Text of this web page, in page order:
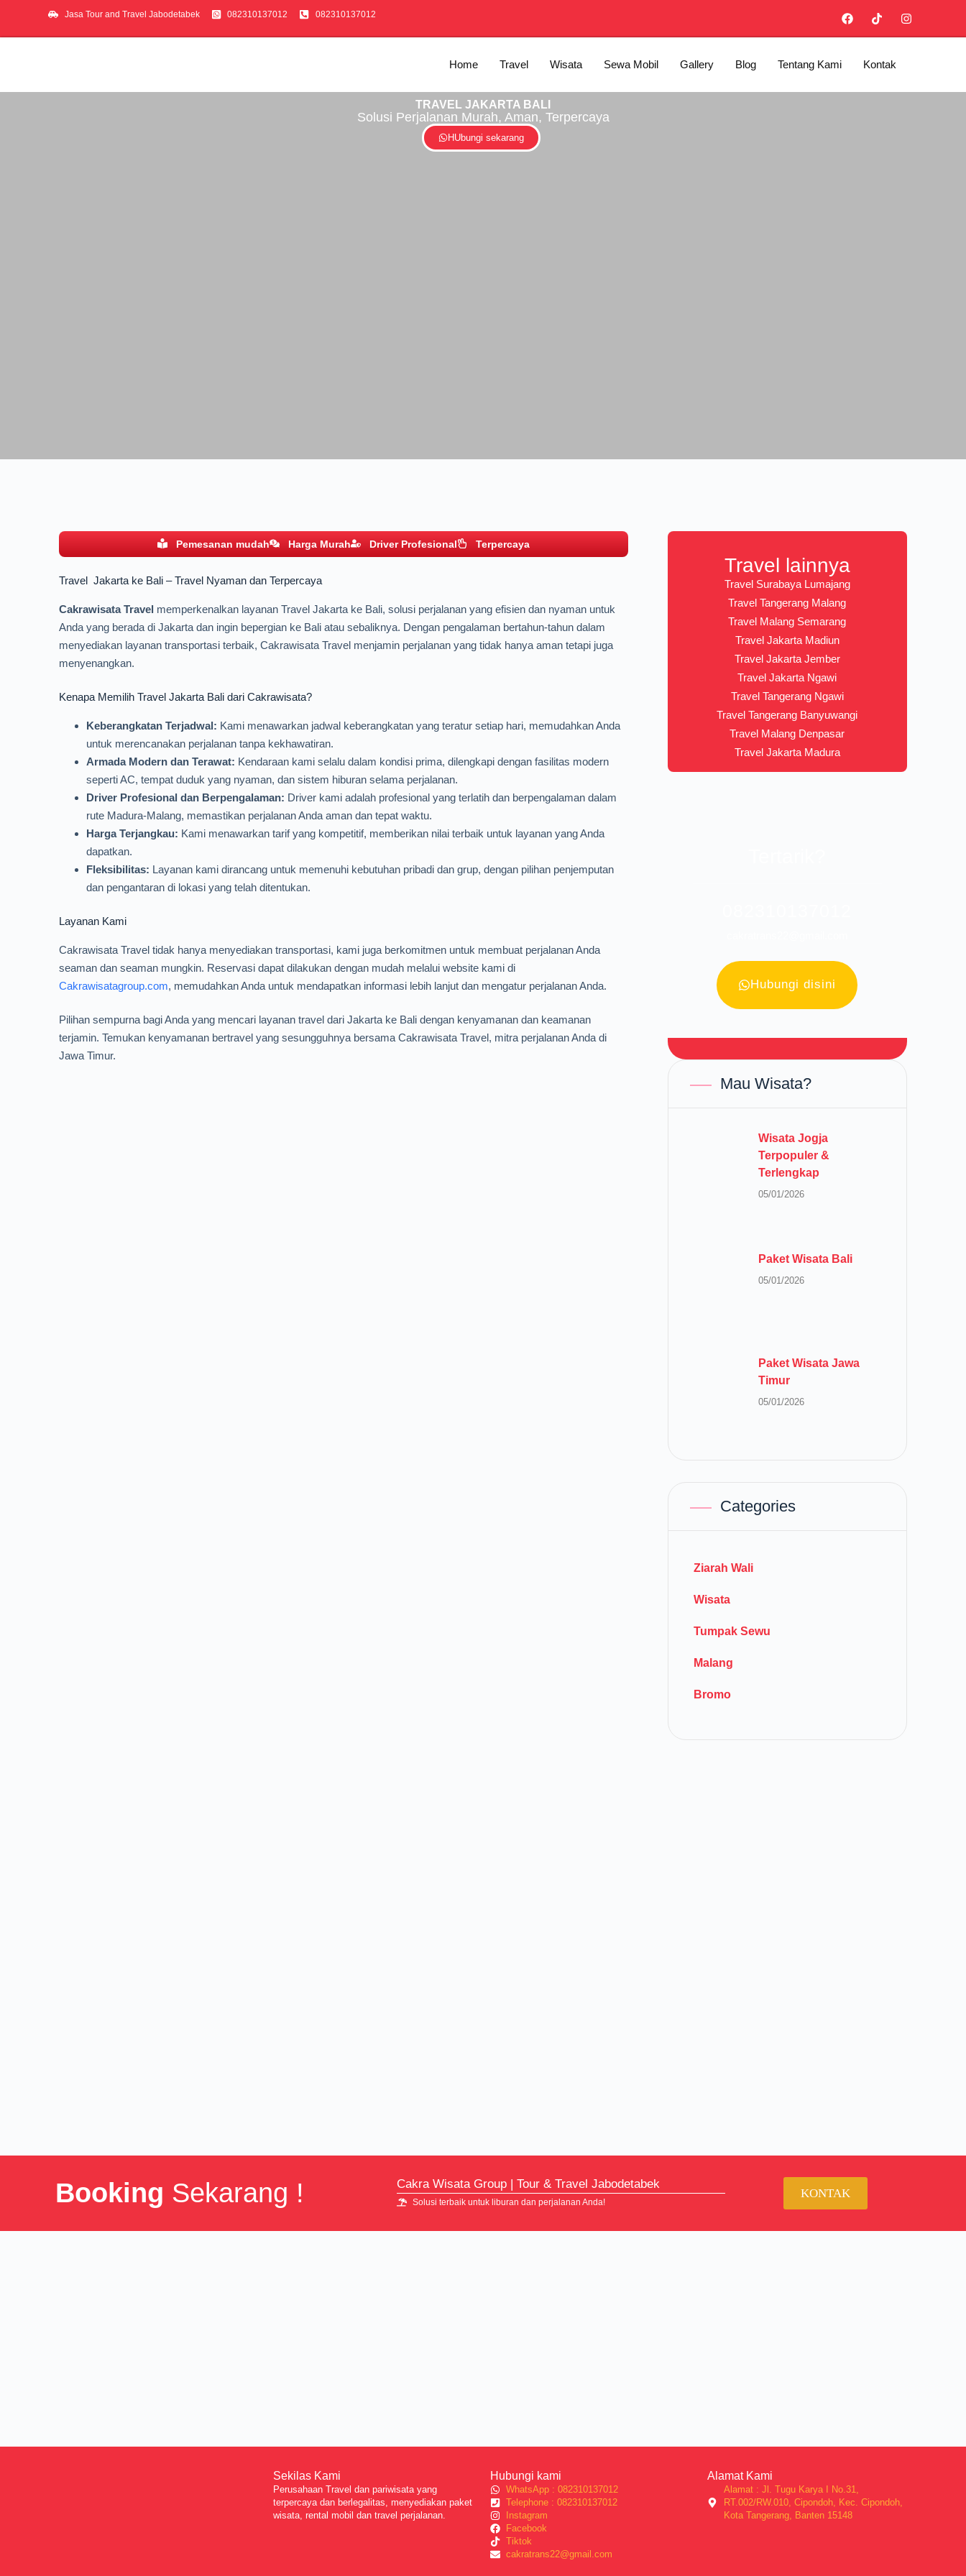
Jasa Tour and Travel Jabodetabek 082310137012 082310137012
Home Travel Wisata Sewa Mobil Gallery Blog Tentang Kami Kontak
TRAVEL JAKARTA BALI
Solusi Perjalanan Murah, Aman, Terpercaya
HUbungi sekarang
Pemesanan mudah Harga Murah Driver Profesional Terpercaya
Travel Jakarta ke Bali – Travel Nyaman dan Terpercaya
Cakrawisata Travel memperkenalkan layanan Travel Jakarta ke Bali, solusi perjalanan yang efisien dan nyaman untuk
Anda yang berada di Jakarta dan ingin bepergian ke Bali atau sebaliknya. Dengan pengalaman bertahun-tahun dalam
menyediakan layanan transportasi terbaik, Cakrawisata Travel menjamin perjalanan yang tidak hanya aman tetapi juga
menyenangkan.
Kenapa Memilih Travel Jakarta Bali dari Cakrawisata?
Keberangkatan Terjadwal: Kami menawarkan jadwal keberangkatan yang teratur setiap hari, memudahkan Anda
untuk merencanakan perjalanan tanpa kekhawatiran.
Armada Modern dan Terawat: Kendaraan kami selalu dalam kondisi prima, dilengkapi dengan fasilitas modern
seperti AC, tempat duduk yang nyaman, dan sistem hiburan selama perjalanan.
Driver Profesional dan Berpengalaman: Driver kami adalah profesional yang terlatih dan berpengalaman dalam
rute Madura-Malang, memastikan perjalanan Anda aman dan tepat waktu.
Harga Terjangkau: Kami menawarkan tarif yang kompetitif, memberikan nilai terbaik untuk layanan yang Anda
dapatkan.
Fleksibilitas: Layanan kami dirancang untuk memenuhi kebutuhan pribadi dan grup, dengan pilihan penjemputan
dan pengantaran di lokasi yang telah ditentukan.
Layanan Kami
Cakrawisata Travel tidak hanya menyediakan transportasi, kami juga berkomitmen untuk membuat perjalanan Anda
seaman dan seaman mungkin. Reservasi dapat dilakukan dengan mudah melalui website kami di
Cakrawisatagroup.com, memudahkan Anda untuk mendapatkan informasi lebih lanjut dan mengatur perjalanan Anda.
Pilihan sempurna bagi Anda yang mencari layanan travel dari Jakarta ke Bali dengan kenyamanan dan keamanan
terjamin. Temukan kenyamanan bertravel yang sesungguhnya bersama Cakrawisata Travel, mitra perjalanan Anda di
Jawa Timur.
Travel lainnya
Travel Surabaya Lumajang
Travel Tangerang Malang
Travel Malang Semarang
Travel Jakarta Madiun
Travel Jakarta Jember
Travel Jakarta Ngawi
Travel Tangerang Ngawi
Travel Tangerang Banyuwangi
Travel Malang Denpasar
Travel Jakarta Madura
Hubungi disini
Mau Wisata?
Wisata Jogja
Terpopuler &
Terlengkap
05/01/2026
Paket Wisata Bali
05/01/2026
Paket Wisata Jawa
Timur
05/01/2026
Categories
Ziarah Wali
Wisata
Tumpak Sewu
Malang
Bromo
Booking Sekarang ! Cakra Wisata Group | Tour & Travel Jabodetabek
Solusi terbaik untuk liburan dan perjalanan Anda!
KONTAK
Sekilas Kami
Perusahaan Travel dan pariwisata yang
terpercaya dan berlegalitas, menyediakan paket
wisata, rental mobil dan travel perjalanan.
Hubungi kami
WhatsApp : 082310137012
Telephone : 082310137012
Instagram
Facebook
Tiktok
cakratrans22@gmail.com
Alamat Kami
Alamat : Jl. Tugu Karya I No.31,
RT.002/RW.010, Cipondoh, Kec. Cipondoh,
Kota Tangerang, Banten 15148